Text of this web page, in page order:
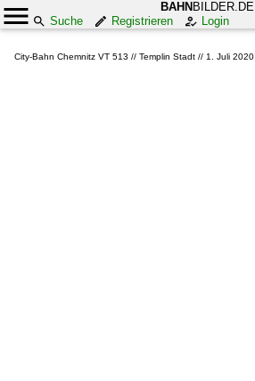
BAHN BILDER.DE
Suche
Registrieren Login
City-Bahn Chemnitz VT 513 // Templin Stadt // 1. Juli 2020